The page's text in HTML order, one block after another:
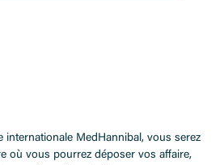
internationale MedHannibal, vous serez
où vous pourrez déposer vos affaire,